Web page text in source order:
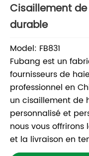
Cisaillement
durable
Model: FB831
Fubang est un
fournisseurs de
professionnel en
un cisaillement de
personnalisé et
nous vous
et la livraison en